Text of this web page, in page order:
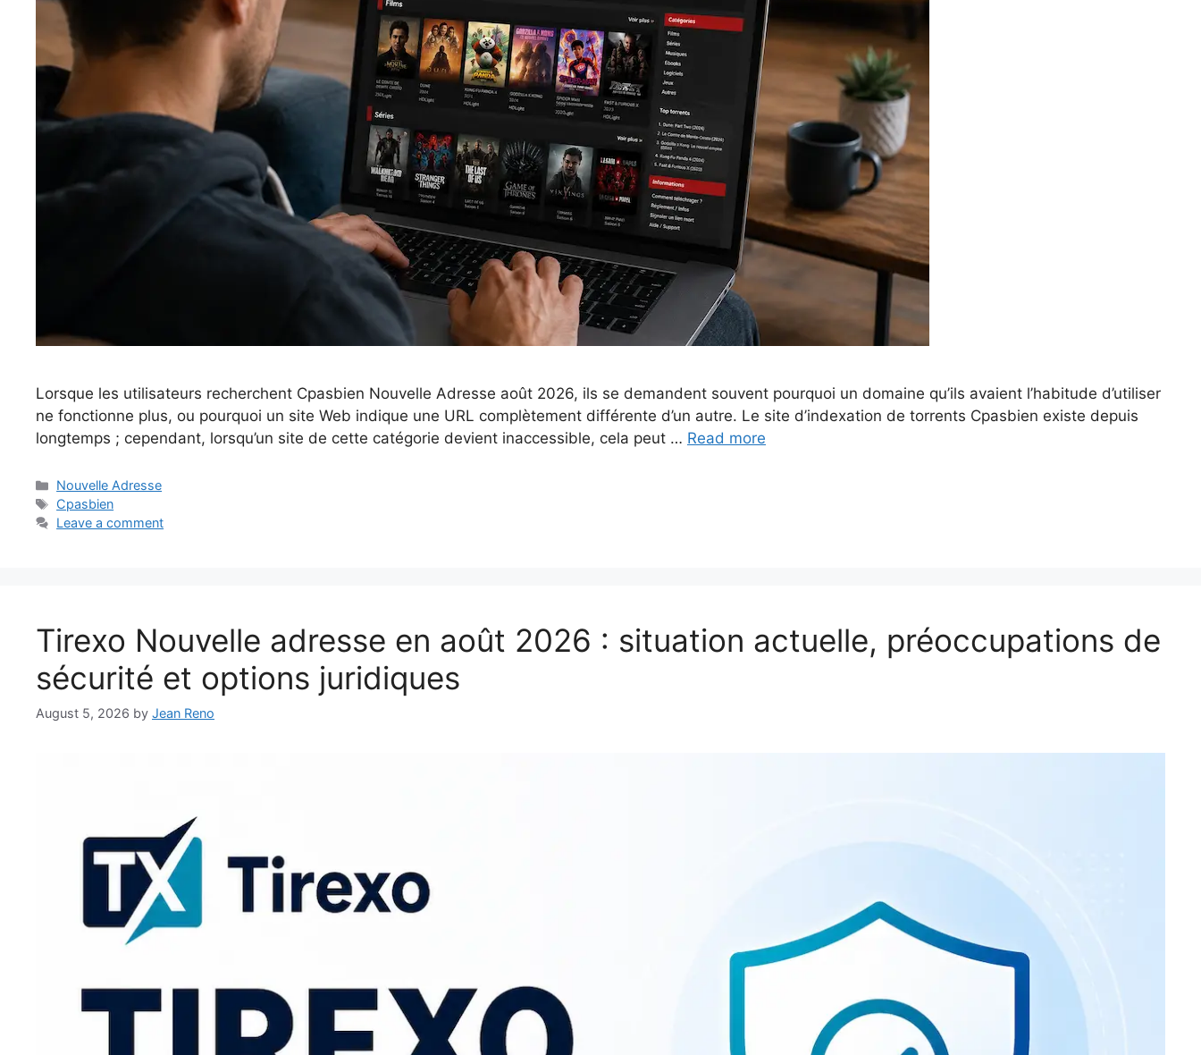
Lorsque les utilisateurs recherchent Cpasbien Nouvelle Adresse août 2026, ils se demandent souvent pourquoi un domaine qu’ils avaient l’habitude d’utiliser
ne fonctionne plus, ou pourquoi un site Web indique une URL complètement différente d’un autre. Le site d’indexation de torrents Cpasbien existe depuis
longtemps ; cependant, lorsqu’un site de cette catégorie devient inaccessible, cela peut … Read more
Categories
Nouvelle Adresse
Tags
Cpasbien
Leave a comment
Tirexo Nouvelle adresse en août 2026 : situation actuelle, préoccupations de
sécurité et options juridiques
August 5, 2026 by Jean Reno